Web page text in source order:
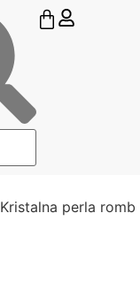
Kristalna perla